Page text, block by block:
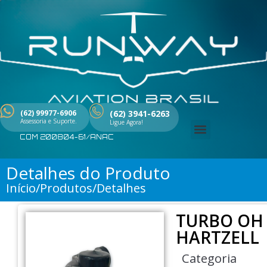
conteúdo
(62) 99977-6906
Assessoria e Suporte.
(62) 3941-6263
Ligue Agora!
COM 200804-61/ANAC
Detalhes do Produto
Início/Produtos/Detalhes
TURBO OH
HARTZELL
Categoria